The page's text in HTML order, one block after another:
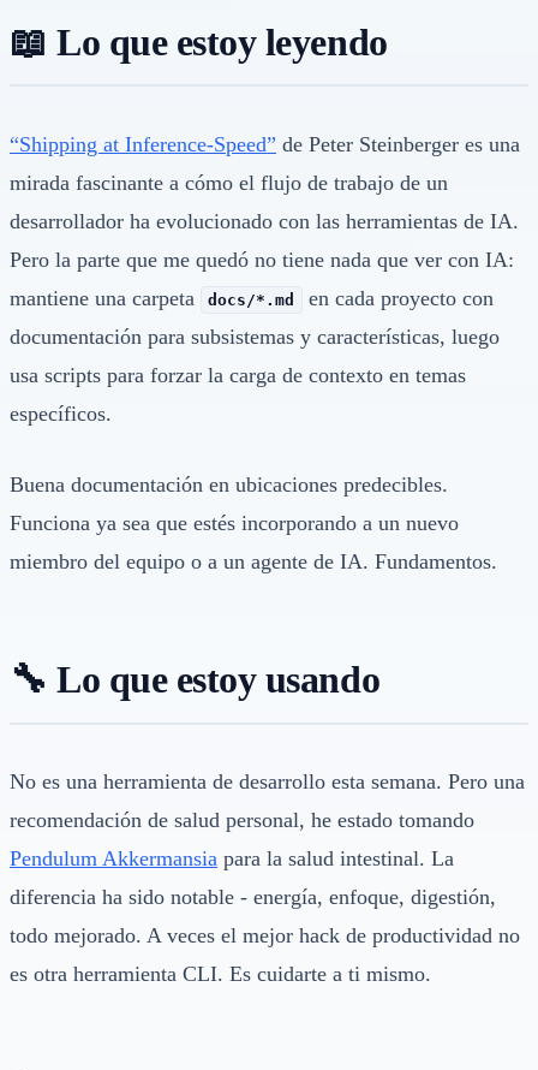
📖 Lo que estoy leyendo
“Shipping at Inference-Speed” de Peter Steinberger es una
mirada fascinante a cómo el flujo de trabajo de un
desarrollador ha evolucionado con las herramientas de IA.
Pero la parte que me quedó no tiene nada que ver con IA:
mantiene una carpeta
docs/*.md
en cada proyecto con
documentación para subsistemas y características, luego
usa scripts para forzar la carga de contexto en temas
específicos.
Buena documentación en ubicaciones predecibles.
Funciona ya sea que estés incorporando a un nuevo
miembro del equipo o a un agente de IA. Fundamentos.
🔧 Lo que estoy usando
No es una herramienta de desarrollo esta semana. Pero una
recomendación de salud personal, he estado tomando
Pendulum Akkermansia para la salud intestinal. La
diferencia ha sido notable - energía, enfoque, digestión,
todo mejorado. A veces el mejor hack de productividad no
es otra herramienta CLI. Es cuidarte a ti mismo.